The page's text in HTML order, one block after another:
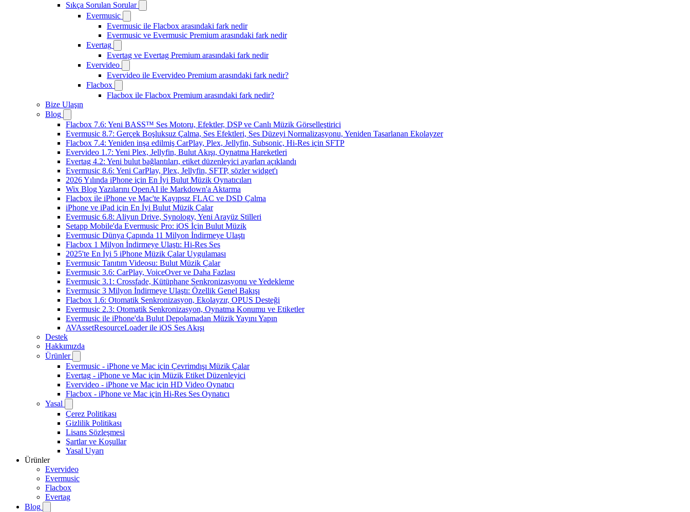
Sıkça Sorulan Sorular
Evermusic
Evermusic ile Flacbox arasındaki fark nedir
Evermusic ve Evermusic Premium arasındaki fark nedir
Evertag
Evertag ve Evertag Premium arasındaki fark nedir
Evervideo
Evervideo ile Evervideo Premium arasındaki fark nedir?
Flacbox
Flacbox ile Flacbox Premium arasındaki fark nedir?
Bize Ulaşın
Blog
Flacbox 7.6: Yeni BASS™ Ses Motoru, Efektler, DSP ve Canlı Müzik Görselleştirici
Evermusic 8.7: Gerçek Boşluksuz Çalma, Ses Efektleri, Ses Düzeyi Normalizasyonu, Yeniden Tasarlanan Ekolayzer
Flacbox 7.4: Yeniden inşa edilmiş CarPlay, Plex, Jellyfin, Subsonic, Hi-Res için SFTP
Evervideo 1.7: Yeni Plex, Jellyfin, Bulut Akışı, Oynatma Hareketleri
Evertag 4.2: Yeni bulut bağlantıları, etiket düzenleyici ayarları açıklandı
Evermusic 8.6: Yeni CarPlay, Plex, Jellyfin, SFTP, sözler widget'ı
2026 Yılında iPhone için En İyi Bulut Müzik Oynatıcıları
Wix Blog Yazılarını OpenAI ile Markdown'a Aktarma
Flacbox ile iPhone ve Mac'te Kayıpsız FLAC ve DSD Çalma
iPhone ve iPad için En İyi Bulut Müzik Çalar
Evermusic 6.8: Aliyun Drive, Synology, Yeni Arayüz Stilleri
Setapp Mobile'da Evermusic Pro: iOS İçin Bulut Müzik
Evermusic Dünya Çapında 11 Milyon İndirmeye Ulaştı
Flacbox 1 Milyon İndirmeye Ulaştı: Hi-Res Ses
2025'te En İyi 5 iPhone Müzik Çalar Uygulaması
Evermusic Tanıtım Videosu: Bulut Müzik Çalar
Evermusic 3.6: CarPlay, VoiceOver ve Daha Fazlası
Evermusic 3.1: Crossfade, Kütüphane Senkronizasyonu ve Yedekleme
Evermusic 3 Milyon İndirmeye Ulaştı: Özellik Genel Bakışı
Flacbox 1.6: Otomatik Senkronizasyon, Ekolayzır, OPUS Desteği
Evermusic 2.3: Otomatik Senkronizasyon, Oynatma Konumu ve Etiketler
Evermusic ile iPhone'da Bulut Depolamadan Müzik Yayını Yapın
AVAssetResourceLoader ile iOS Ses Akışı
Destek
Hakkımızda
Ürünler
Evermusic - iPhone ve Mac için Çevrimdışı Müzik Çalar
Evertag - iPhone ve Mac için Müzik Etiket Düzenleyici
Evervideo - iPhone ve Mac için HD Video Oynatıcı
Flacbox - iPhone ve Mac için Hi-Res Ses Oynatıcı
Yasal
Çerez Politikası
Gizlilik Politikası
Lisans Sözleşmesi
Şartlar ve Koşullar
Yasal Uyarı
Ürünler
Evervideo
Evermusic
Flacbox
Evertag
Blog